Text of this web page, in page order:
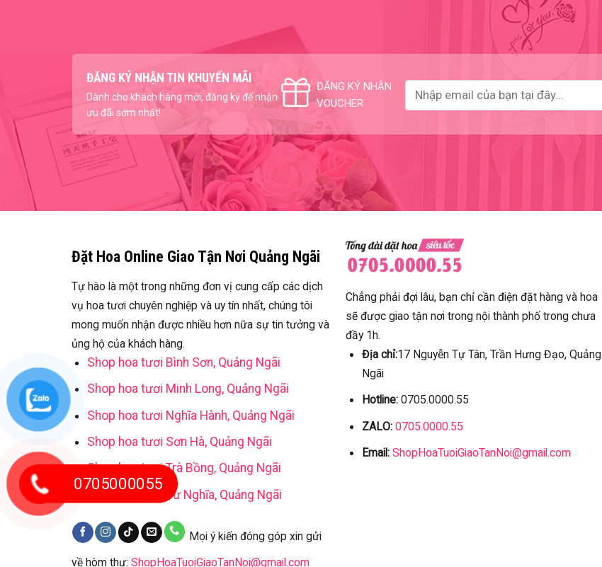
ĐĂNG KÝ NHẬN TIN KHUYẾN MÃI
Dành cho khách hàng mới, đăng ký để nhận
ưu đãi sớm nhất!
ĐĂNG KÝ NHẬN
VOUCHER
Đặt Hoa Online Giao Tận Nơi Quảng Ngãi
Tự hào là một trong những đơn vị cung cấp các dịch
vụ hoa tươi chuyên nghiệp và uy tín nhất, chúng tôi
mong muốn nhận được nhiều hơn nữa sự tin tưởng và
ủng hộ của khách hàng.
Shop hoa tươi Bình Sơn, Quảng Ngãi
Shop hoa tươi Minh Long, Quảng Ngãi
Shop hoa tươi Nghĩa Hành, Quảng Ngãi
Shop hoa tươi Sơn Hà, Quảng Ngãi
Shop hoa tươi Trà Bồng, Quảng Ngãi
Shop hoa tươi Tư Nghĩa, Quảng Ngãi
Mọi ý kiến đóng góp xin gửi
về hòm thư: ShopHoaTuoiGiaoTanNoi@gmail.com
Chẳng phải đợi lâu, bạn chỉ cần điện đặt hàng và hoa
sẽ được giao tận nơi trong nội thành phố trong chưa
đầy 1h.
Địa chỉ:17 Nguyễn Tự Tân, Trần Hưng Đạo, Quảng
Ngãi
Hotline:0705.0000.55
ZALO: 0705.0000.55
Email: ShopHoaTuoiGiaoTanNoi@gmail.com
0705000055